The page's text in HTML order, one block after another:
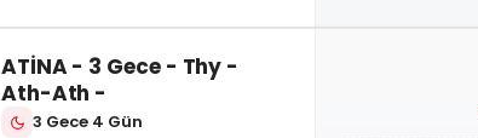
ATİNA - 3 Gece - Thy -
Ath-Ath -
3 Gece 4 Gün